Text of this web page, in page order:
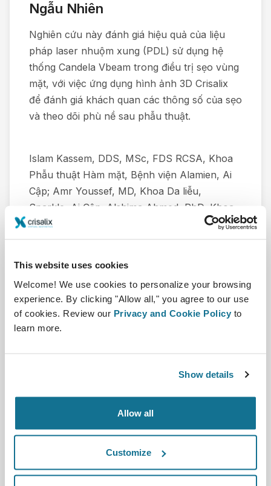
This website uses cookies
Welcome! We use cookies to personalize your browsing
experience. By clicking "Allow all," you agree to our use
of cookies. Review our Privacy and Cookie Policy to
learn more.
Show details
Allow all
Customize
Ngẫu Nhiên
Nghiên cứu này đánh giá hiệu quả của liệu
pháp laser nhuộm xung (PDL) sử dụng hệ
thống Candela Vbeam trong điều trị sẹo vùng
mặt, với việc ứng dụng hình ảnh 3D Crisalix
để đánh giá khách quan các thông số của sẹo
và theo dõi phù nề sau phẫu thuật.
Islam Kassem, DDS, MSc, FDS RCSA, Khoa
Phẫu thuật Hàm mặt, Bệnh viện Alamien, Ai
Cập; Amr Youssef, MD, Khoa Da liễu,
Sparkle, Ai Cập; Alshima Ahmed, PhD, Khoa
Phẫu thuật Hàm mặt, Đại học Fayoum, Ai